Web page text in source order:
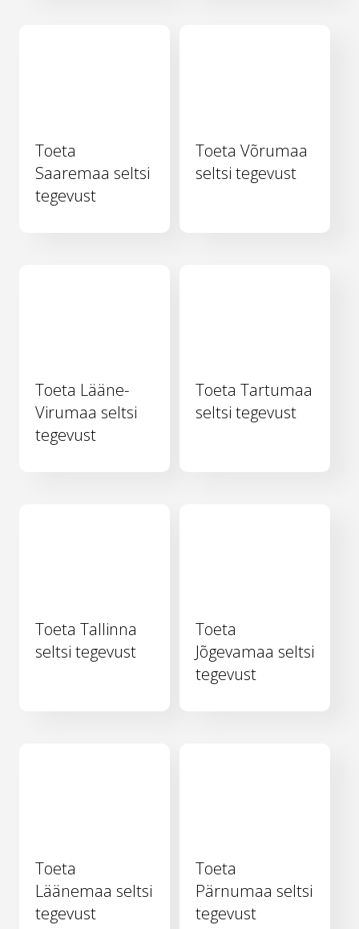
Toeta
Saaremaa seltsi
tegevust
Toeta Võrumaa
seltsi tegevust
Toeta Lääne-
Virumaa seltsi
tegevust
Toeta Tartumaa
seltsi tegevust
Toeta Tallinna
seltsi tegevust
Toeta
Jõgevamaa seltsi
tegevust
Toeta
Läänemaa seltsi
tegevust
Toeta
Pärnumaa seltsi
tegevust